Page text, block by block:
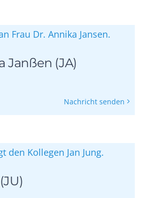
Janßen (JA)
Nachricht senden